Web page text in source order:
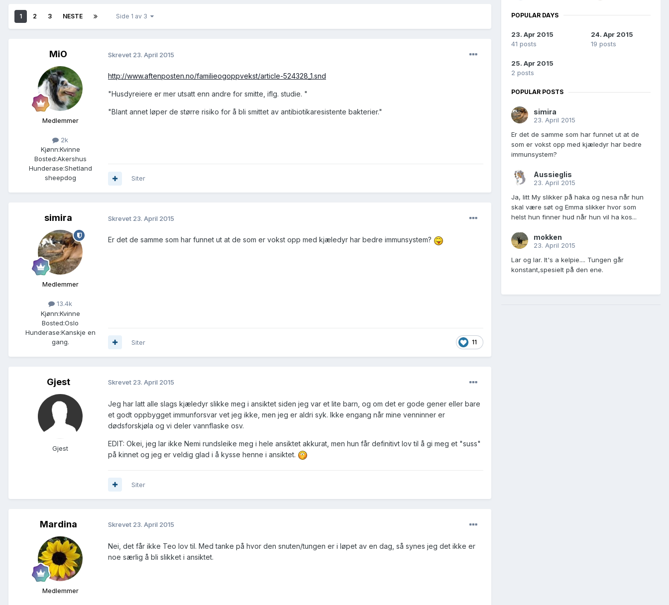
1 2 3 NESTE Side 1 av 3
MiO
Medlemmer
2k
Kjønn:Kvinne
Bosted:Akershus
Hunderase:Shetland
sheepdog
Skrevet 23. April 2015
http://www.aftenposten.no/familieogoppvekst/article-524328_1.snd
"Husdyreiere er mer utsatt enn andre for smitte, iflg. studie. "
"Blant annet løper de større risiko for å bli smittet av antibiotikaresistente bakterier."
Siter
simira
Medlemmer
13.4k
Kjønn:Kvinne
Bosted:Oslo
Hunderase:Kanskje en
gang.
Skrevet 23. April 2015
Er det de samme som har funnet ut at de som er vokst opp med kjæledyr har bedre immunsystem?
11
Siter
Gjest
Gjest
Skrevet 23. April 2015
Jeg har latt alle slags kjæledyr slikke meg i ansiktet siden jeg var et lite barn, og om det er gode gener eller bare
et godt oppbygget immunforsvar vet jeg ikke, men jeg er aldri syk. Ikke engang når mine venninner er
dødsforskjøla og vi deler vannflaske osv.
EDIT: Okei, jeg lar ikke Nemi rundsleike meg i hele ansiktet akkurat, men hun får definitivt lov til å gi meg et "suss"
på kinnet og jeg er veldig glad i å kysse henne i ansiktet.
Siter
Mardina
Medlemmer
Skrevet 23. April 2015
Nei, det får ikke Teo lov til. Med tanke på hvor den snuten/tungen er i løpet av en dag, så synes jeg det ikke er
noe særlig å bli slikket i ansiktet.
POPULAR DAYS
23. Apr 2015
41 posts
24. Apr 2015
19 posts
25. Apr 2015
2 posts
POPULAR POSTS
simira
23. April 2015
Er det de samme som har funnet ut at de
som er vokst opp med kjæledyr har bedre
immunsystem?
Aussieglis
23. April 2015
Ja, litt My slikker på haka og nesa når hun
skal være søt og Emma slikker hvor som
helst hun finner hud når hun vil ha kos...
mokken
23. April 2015
Lar og lar. It's a kelpie.... Tungen går
konstant,spesielt på den ene.